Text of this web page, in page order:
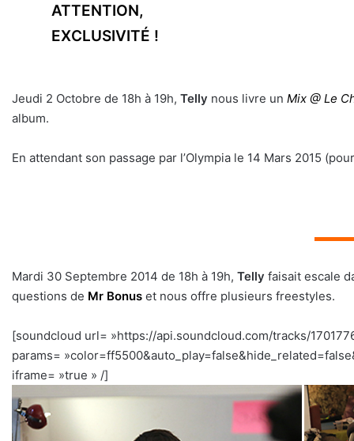
ATTENTION,
EXCLUSIVITÉ !
Jeudi 2 Octobre de 18h à 19h, Telly nous livre un Mix @ Le
album.
En attendant son passage par l’Olympia le 14 Mars 2015
Mardi 30 Septembre 2014 de 18h à 19h, Telly faisait escale
questions de Mr Bonus et nous offre plusieurs freestyles.
[soundcloud url= »https://api.soundcloud.com/tracks/
params=
iframe= »true » /]